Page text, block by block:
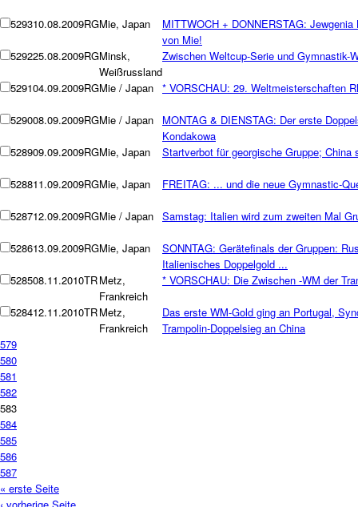
529310.08.2009RGMie, Japan
MITTWOCH + DONNERSTAG:
von Mie!
529225.08.2009RGMinsk,
Weißrussland
Zwischen Weltcup-Serie und Gymnastik-
529104.09.2009RGMie / Japan * VORSCHAU: 29. Weltmeisterschaften
529008.09.2009RGMie / Japan
MONTAG & DIENSTAG: Der erste
Kondakowa
528909.09.2009RGMie, Japan Startverbot für georgische Gruppe; China
528811.09.2009RGMie, Japan FREITAG: ... und die neue Gymnastic-
528712.09.2009RGMie / Japan Samstag: Italien wird zum zweiten Mal
528613.09.2009RGMie, Japan
SONNTAG: Gerätefinals der Gruppen:
Italienisches Doppelgold ...
528508.11.2010TRMetz,
Frankreich
* VORSCHAU: Die Zwischen -WM der
528412.11.2010TRMetz,
Frankreich
Das erste WM-Gold ging an Portugal,
Trampolin-Doppelsieg an China
579
580
581
582
583
584
585
586
587
« erste Seite